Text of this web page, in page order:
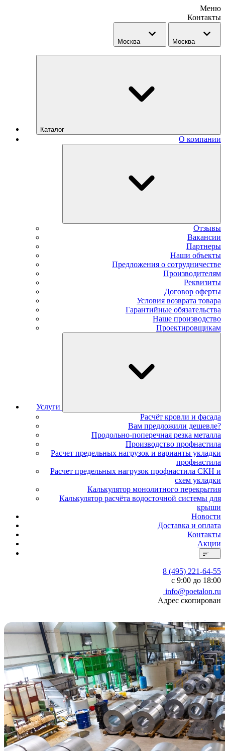
Меню
Контакты
Москва Москва
Каталог
О компании
Отзывы
Вакансии
Партнеры
Наши объекты
Предложения о сотрудничестве
Производителям
Реквизиты
Договор оферты
Условия возврата товара
Гарантийные обязательства
Наше производство
Проектировщикам
Услуги
Расчёт кровли и фасада
Вам предложили дешевле?
Продольно-поперечная резка металла
Производство профнастила
Расчет предельных нагрузок и варианты укладки
профнастила
Расчет предельных нагрузок профнастила СКН и
схем укладки
Калькулятор монолитного перекрытия
Калькулятор расчёта водосточной системы для
крыши
Новости
Доставка и оплата
Контакты
Акции
8 (495) 221-64-55
с 9:00 до 18:00
info@poetalon.ru
Адрес скопирован